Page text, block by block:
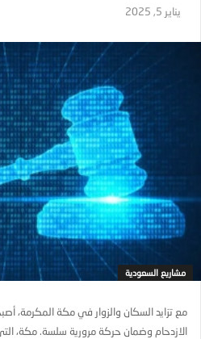
يناير 5, 2025
مشاريع السعودية
مع تزايد السكان والزوار في مكة المكرمة،
الازدحام وضمان حركة مرورية سلسة. مكة،